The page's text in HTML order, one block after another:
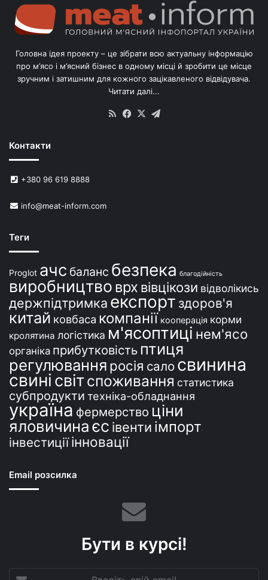
Головна ідея проекту – це зібрати всю актуальну інформацію
про м’ясо і м’ясний бізнес в одному місці й зробити це місце
зручним і затишним для кожного зацікавленого відвідувача.
Читати далі...
RSS Facebook
X
Контакти
+380 96 619 8888
info@meat-inform.com
Теги
Proglot ачс баланс безпека благодійність
виробництво врх вівцікози відволікись
держпідтримка експорт здоров'я
китай ковбаса компанії кооперація корми
кролятина логістика м'ясоптиці нем'ясо
органіка прибутковість птиця
регулювання росія сало свинина
свині світспоживання статистика
субпродукти техніка-обладнання
україна фермерство ціни
яловичинаєс івенти імпорт
інвестиції інновації
Email розсилка
Бути в курсі!
Введіть